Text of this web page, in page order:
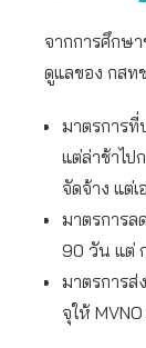
จากการศึกษ
ดูแลของ กสท
มาตรการ
แต่ล่าช้าไป
จัดจ้าง แต่
มาตรการล
90 วัน แต่
มาตรการส่
จุให้